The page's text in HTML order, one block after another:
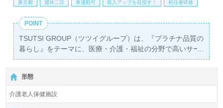
東京都 週休二日 車通勤可 収入アップを目指す！ 初任者研修
POINT
TSUTSI GROUP（ツツイグループ）は、『プラチナ品質の
暮らし』をテーマに、医療・介護・福祉の分野で高いサー
ビスを提供する法人です。現在、東京都の上北台駅から徒
歩7分の距離に位置する『プラチナ・ヴィラ東大和』で、
介護職の正社員を募集しています。月給は196,160円から
250,000円で、年2回の賞与も支給されるため、安定した収
入を得ることができます。
形態
介護老人保健施設